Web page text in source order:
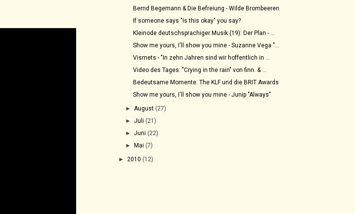
Bernd Begemann & Die Befreiung - Wilde Brombeeren
If someone says "Is this okay" you say?
Kleinode deutschsprachiger Musik (19): Der Plan - ...
Show me yours, I'll show you mine - Suzanne Vega "...
Vismets - "In zehn Jahren sind wir hoffentlich in ...
Video des Tages: "Crying in the rain" von finn. & ...
Bedeutsame Momente: The KLF und die BRIT Awards
Show me yours, I'll show you mine - Junip "Always"
► August (27)
►Juli (21)
►Juni (22)
►Mai (7)
► 2010 (12)